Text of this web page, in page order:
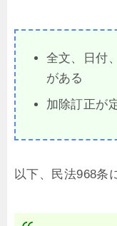
全文、日付
がある
加除訂正が
以下、民法968条